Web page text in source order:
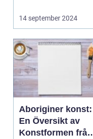
14 september 2024
Aboriginer konst:
En Översikt av
Konstformen från